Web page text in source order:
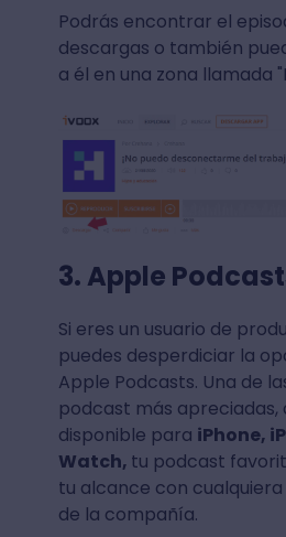
Podrás encontrar el
descargas o también
a él en una zona llamada
3. Apple
Si eres un usuario de
puedes desperdiciar la
Apple Podcasts. Una de
podcast más apreciadas,
disponible para iPhone,
Watch, tu podcast
tu alcance con
de la compañía.